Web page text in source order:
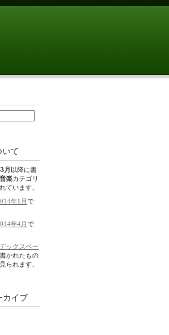
いて
月 以降に書
音楽カテゴリ
ています。
年1月で
年4月で
ックスペー
かれたもの
られます。
カイブ